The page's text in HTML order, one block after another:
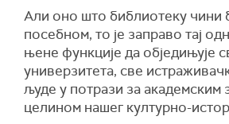
Али оно што библиотеку чини
посебном, то је заправо тај
њене функције да обједињује
универзитета, све
људе у потрази за академским
целином нашег културно-